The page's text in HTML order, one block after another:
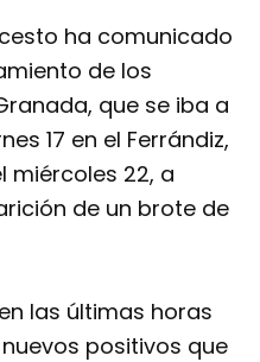
ha comunicado
de los
que se iba a
17 en el Ferrándiz,
miércoles 22, a
de un brote de
las últimas horas
positivos que